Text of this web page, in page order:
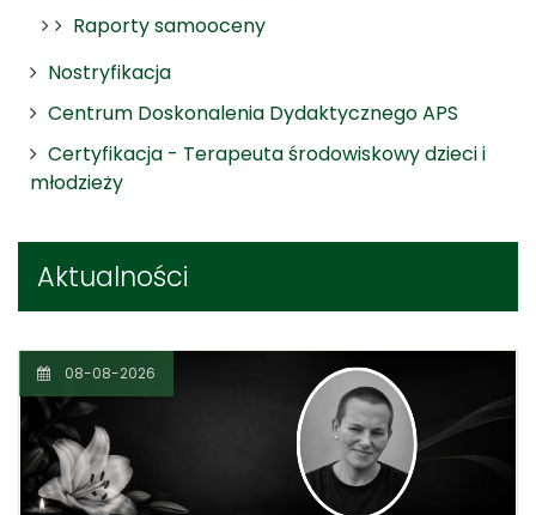
Raporty samooceny
Nostryfikacja
Centrum Doskonalenia Dydaktycznego APS
Certyfikacja - Terapeuta środowiskowy dzieci i
młodzieży
Aktualności
08-08-2026